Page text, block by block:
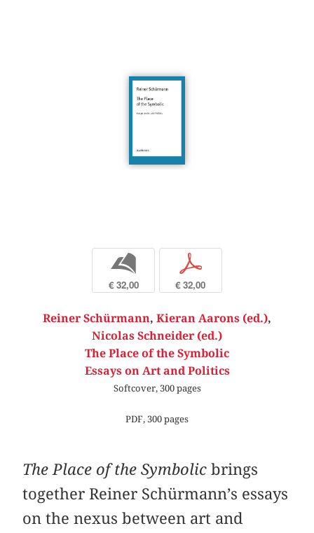
b
€ 32,00
p
€ 32,00
Reiner Schürmann, Kieran Aarons (ed.),
Nicolas Schneider (ed.)
The Place of the Symbolic
Essays on Art and Politics
Softcover, 300 pages
PDF, 300 pages
The Place of the Symbolicbrings
together Reiner Schürmann’s essays
on the nexus between art and